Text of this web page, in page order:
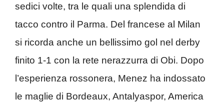
sedici volte, tra le quali una splendida di
tacco contro il Parma. Del francese al Milan
si ricorda anche un bellissimo gol nel derby
finito 1-1 con la rete nerazzurra di Obi. Dopo
l’esperienza rossonera, Menez ha indossato
le maglie di Bordeaux, Antalyaspor, America